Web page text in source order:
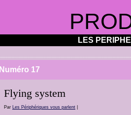
LES
Numéro 17
Flying system
Par Les Périphériques vous parlent